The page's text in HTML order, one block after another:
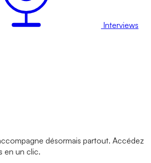
Interviews
désormais partout. Accédez
en un clic.